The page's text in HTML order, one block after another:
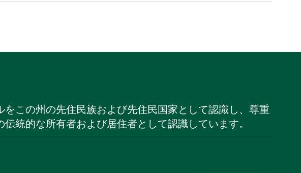
この州の先住民族および先住民国家として認識し、尊重
統的な所有者および居住者として認識しています。